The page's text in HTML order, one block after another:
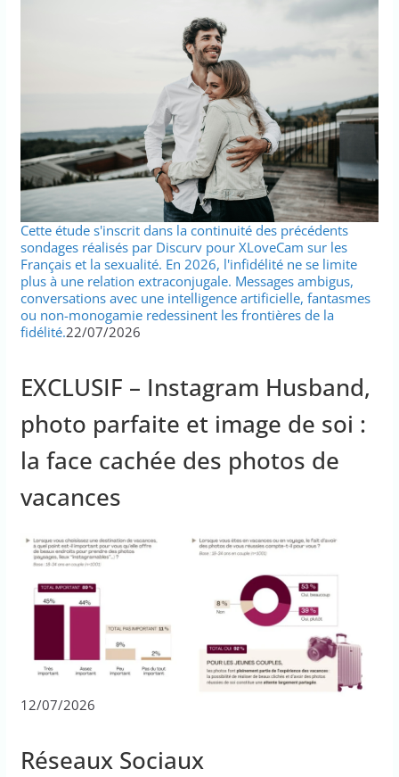
Cette étude s'inscrit dans la continuité des précédents
sondages réalisés par Discurv pour XLoveCam sur les
Français et la sexualité. En 2026, l'infidélité ne se limite
plus à une relation extraconjugale. Messages ambigus,
conversations avec une intelligence artificielle, fantasmes
ou non-monogamie redessinent les frontières de la
fidélité.22/07/2026
EXCLUSIF – Instagram Husband,
photo parfaite et image de soi :
la face cachée des photos de
vacances
12/07/2026
Réseaux Sociaux